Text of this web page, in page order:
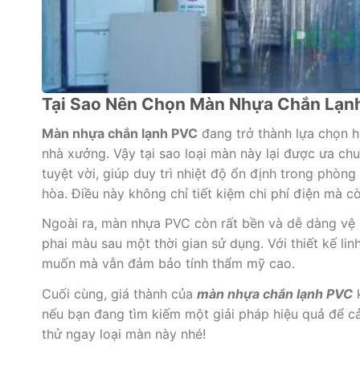
Tại Sao Nên Chọn Màn Nhựa Chắn
Màn nhựa chắn lạnh PVC đang trở thành lựa chọn
nhà xưởng. Vậy tại sao loại màn này lại được ưa
tuyệt vời, giúp duy trì nhiệt độ ổn định trong
hòa. Điều này không chỉ tiết kiệm chi phí điện mà
Ngoài ra, màn nhựa PVC còn rất bền và dễ dàng
phai màu sau một thời gian sử dụng. Với thiết kế
muốn mà vẫn đảm bảo tính thẩm mỹ cao.
Cuối cùng, giá thành của màn nhựa chắn lạnh PVC
nếu bạn đang tìm kiếm một giải pháp hiệu quả để
thử ngay loại màn này nhé!